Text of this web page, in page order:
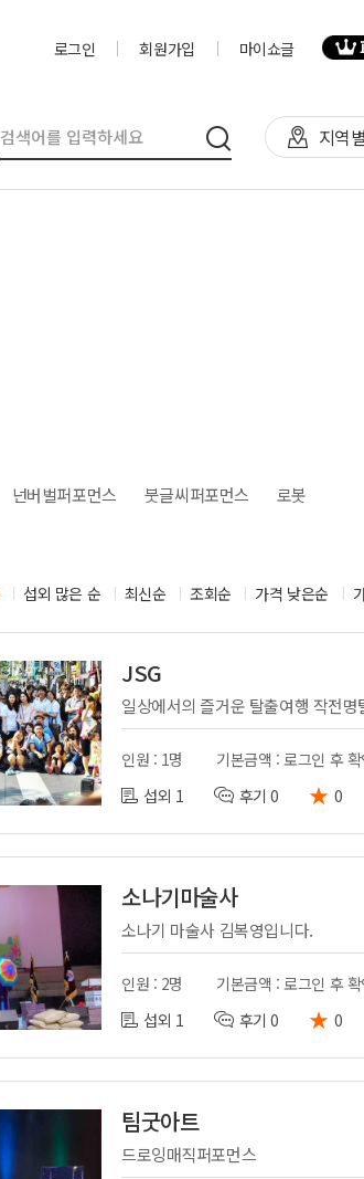
로그인 회원가입 마이쇼글
지역
VJ
경호
넌버벌퍼포먼스 붓글씨퍼포먼스 로봇
섭외 많은 순 최신순 조회순 가격 낮은순
JSG
일상에서의 즐거운 탈출여행 작전명
인원 : 1명
기본금액 : 로그인 후
섭외 1
후기 0 ★ 0
소나기마술사
소나기 마술사 김복영입니다.
인원 : 2명
기본금액 : 로그인 후
섭외 1
후기 0 ★ 0
팀굿아트
드로잉매직퍼포먼스